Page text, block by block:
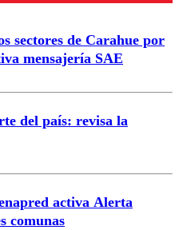
sectores de Carahue por
mensajería SAE
del país: revisa la
activa Alerta
comunas